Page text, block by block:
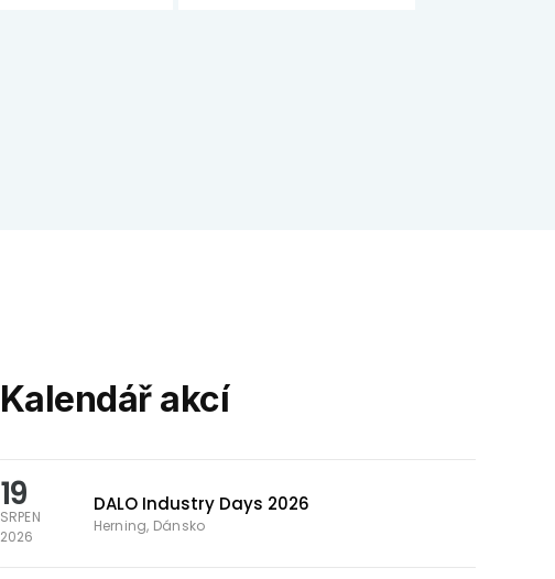
Kalendář akcí
19
SRPEN
2026
DALO Industry Days 2026
Herning, Dánsko